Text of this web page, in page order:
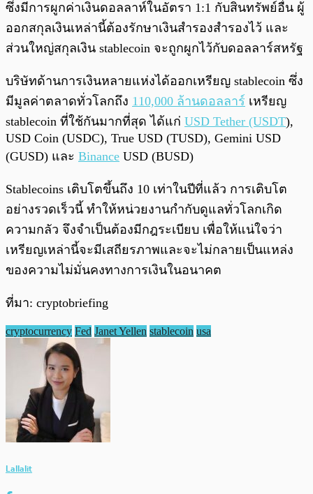
ซึ่งมีการผูกค่าเงินดอลลาห์ในอัตรา 1:1 กับสินทรัพย์อื่น ผู้
ออกสกุลเงินเหล่านี้ต้องรักษาเงินสำรองสำรองไว้ และ
ส่วนใหญ่สกุลเงิน stablecoin จะถูกผูกไว้กับดอลลาร์สหรัฐ
บริษัทด้านการเงินหลายแห่งได้ออกเหรียญ stablecoin ซึ่ง
มีมูลค่าตลาดทั่วโลกถึง 110,000 ล้านดอลลาร์ เหรียญ
stablecoin ที่ใช้กันมากที่สุด ได้แก่ USD Tether (USDT),
USD Coin (USDC), True USD (TUSD), Gemini USD
(GUSD) และ Binance USD (BUSD)
Stablecoins เติบโตขึ้นถึง 10 เท่าในปีที่แล้ว การเติบโต
อย่างรวดเร็วนี้ ทำให้หน่วยงานกำกับดูแลทั่วโลกเกิด
ความกลัว จึงจำเป็นต้องมีกฎระเบียบ เพื่อให้แน่ใจว่า
เหรียญเหล่านี้จะมีเสถียรภาพและจะไม่กลายเป็นแหล่ง
ของความไม่มั่นคงทางการเงินในอนาคต
ที่มา: cryptobriefing
cryptocurrency Fed Janet Yellen stablecoin usa
Lallalit